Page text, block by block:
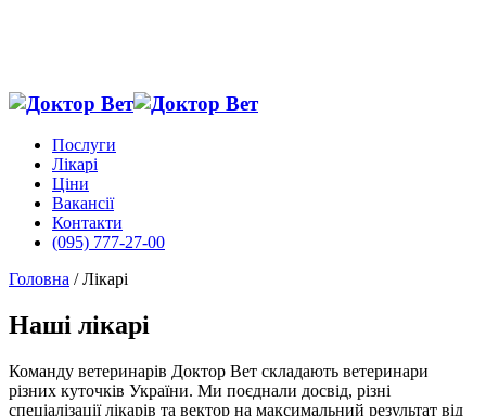
Послуги
Лікарі
Ціни
Вакансії
Контакти
(095) 777-27-00
Головна /Лікарі
Наші лікарі
Команду ветеринарів Доктор Вет складають ветеринари
різних куточків України. Ми поєднали досвід, різні
спеціалізації лікарів та вектор на максимальний результат від